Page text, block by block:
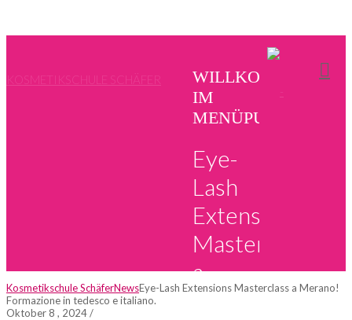
KOSMETIKSCHULE SCHÄFER
WILLKOMMEN
IM
MENÜPUNKT
Eye-
Lash
Extensions
Masterclass
a
Merano!
Kosmetikschule SchäferNewsEye-Lash Extensions Masterclass a Merano!
Formazione in tedesco e italiano.
Oktober 8 , 2024/